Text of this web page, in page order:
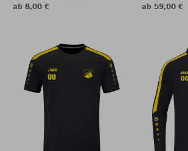
ab 8,00 €
ab 59,00 €